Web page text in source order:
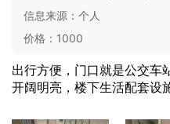
信息来源： 个人
价格： 1000
出行方便，门口就是公交车
开阔明亮，楼下生活配套设